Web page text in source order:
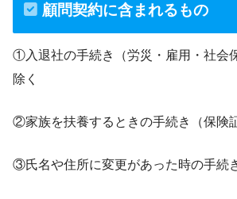
顧問契約に含まれるもの
①入退社の手続き（労災・雇用・社会
除く
②家族を扶養するときの手続き（保険
③氏名や住所に変更があった時の手続